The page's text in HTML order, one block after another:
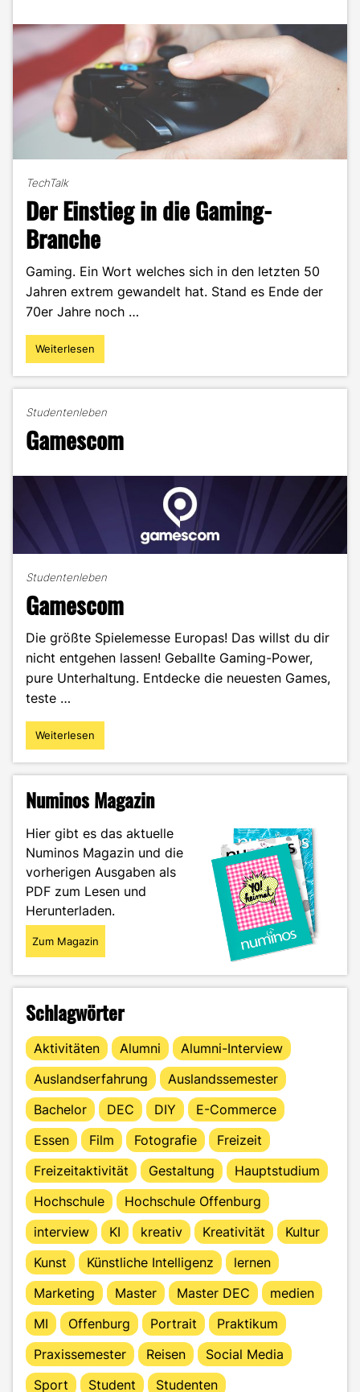
TechTalk
Der Einstieg in die Gaming-
Branche
Gaming. Ein Wort welches sich in den letzten 50
Jahren extrem gewandelt hat. Stand es Ende der
70er Jahre noch …
"Der
Einstieg
Gaming-
Branche"
Weiterlesen
Studentenleben
Gamescom
Studentenleben
Gamescom
Die größte Spielemesse Europas! Das willst du dir
nicht entgehen lassen! Geballte Gaming-Power,
pure Unterhaltung. Entdecke die neuesten Games,
teste …
"Gamescom"
Weiterlesen
Numinos Magazin
Hier gibt es das aktuelle
Numinos Magazin und die
vorherigen Ausgaben als
PDF zum Lesen und
Herunterladen.
Zum Magazin
Schlagwörter
Aktivitäten Alumni
Alumni-Interview
Auslandserfahrung
Auslandssemester
Bachelor
DEC DIY
E-Commerce
Essen
Film Fotografie
Freizeit
Freizeitaktivität
Gestaltung
Hauptstudium
Hochschule
Hochschule Offenburg
interview
KI kreativ Kreativität
Kultur
Kunst
Künstliche Intelligenz
lernen
Marketing
Master Master DEC
medien
MI
Offenburg Portrait
Praktikum
Praxissemester
Reisen
Social Media
Sport
Student Studenten